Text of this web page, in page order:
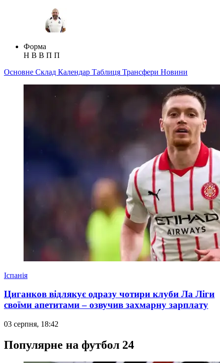
Форма
Н В В П П
Основне Склад Календар Таблиця Трансфери Новини
Іспанія
Циганков відлякує одразу чотири клуби Ла Ліги
своїми апетитами – озвучив захмарну зарплату
03 серпня, 18:42
Популярне на футбол 24